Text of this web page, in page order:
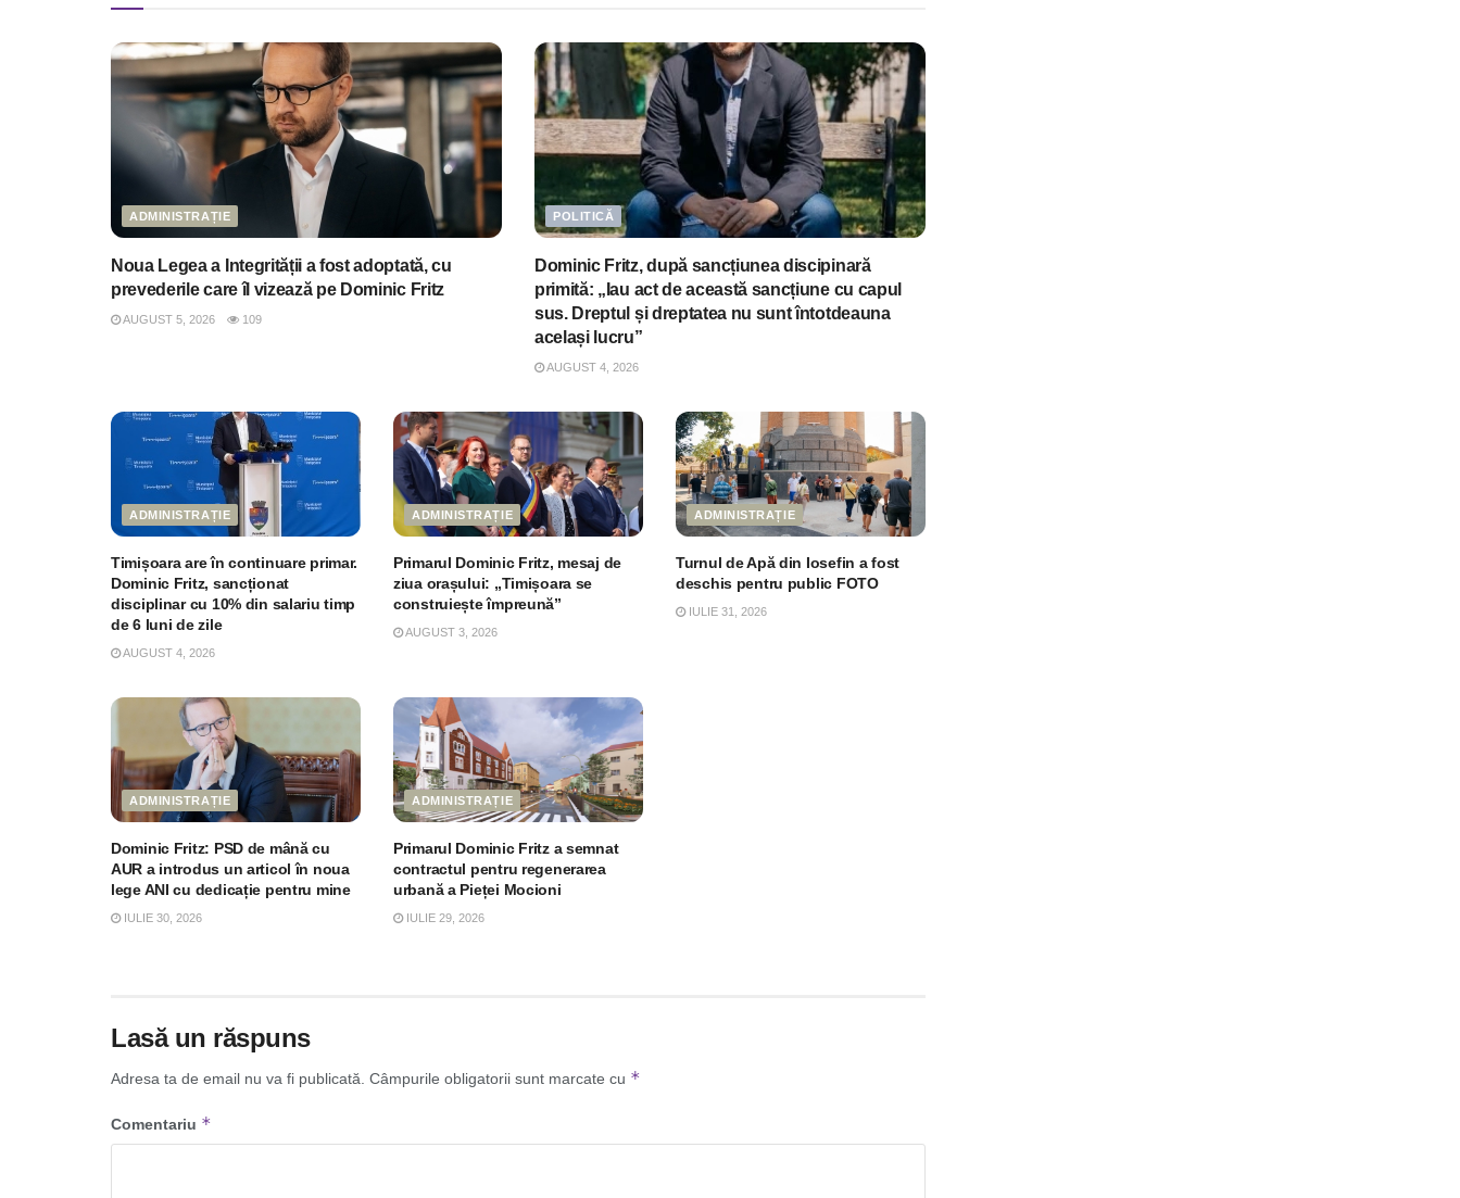
ADMINISTRAȚIE
Noua Legea a Integrității a fost adoptată, cu
prevederile care îl vizează pe Dominic Fritz
AUGUST 5, 2026 109
POLITICĂ
Dominic Fritz, după sancțiunea discipinară
primită: „Iau act de această sancțiune cu capul
sus. Dreptul și dreptatea nu sunt întotdeauna
același lucru”
AUGUST 4, 2026
ADMINISTRAȚIE
Timișoara are în continuare primar.
Dominic Fritz, sancționat
disciplinar cu 10% din salariu timp
de 6 luni de zile
AUGUST 4, 2026
ADMINISTRAȚIE
Primarul Dominic Fritz, mesaj de
ziua orașului: „Timișoara se
construiește împreună”
AUGUST 3, 2026
ADMINISTRAȚIE
Turnul de Apă din Iosefin a fost
deschis pentru public FOTO
IULIE 31, 2026
ADMINISTRAȚIE
Dominic Fritz: PSD de mână cu
AUR a introdus un articol în noua
lege ANI cu dedicație pentru mine
IULIE 30, 2026
ADMINISTRAȚIE
Primarul Dominic Fritz a semnat
contractul pentru regenerarea
urbană a Pieței Mocioni
IULIE 29, 2026
Lasă un răspuns
Adresa ta de email nu va fi publicată. Câmpurile obligatorii sunt marcate cu *
Comentariu *